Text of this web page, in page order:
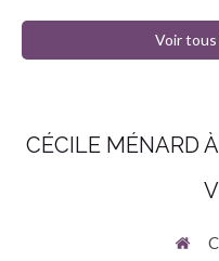
Voir
CÉCILE MÉNARD